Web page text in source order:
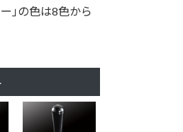
｣の色は8色から